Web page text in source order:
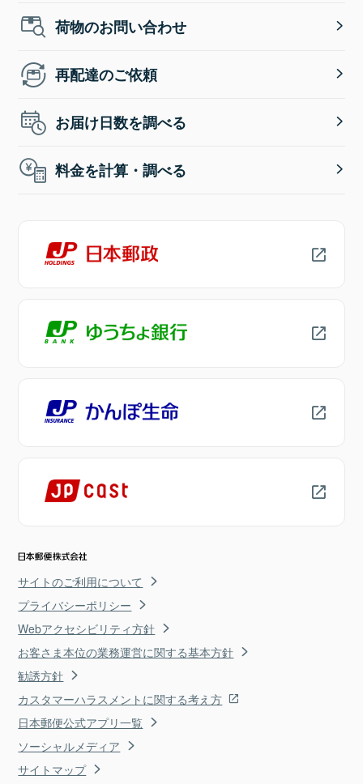
荷物のお問い合わせ
再配達のご依頼
お届け日数を調べる
料金を計算・調べる
サイトのご利用について
プライバシーポリシー
Webアクセシビリティ方針
お客さま本位の業務運営に関する基本方針
勧誘方針
カスタマーハラスメントに関する考え方
日本郵便公式アプリ一覧
ソーシャルメディア
サイトマップ